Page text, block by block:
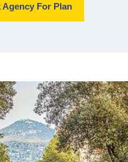
Agency For Plan